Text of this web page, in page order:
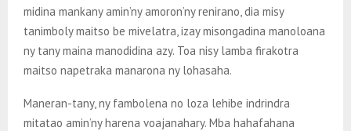
midina mankany amin’ny amoron’ny renirano, dia misy
tanimboly maitso be mivelatra, izay misongadina manoloana
ny tany maina manodidina azy. Toa nisy lamba firakotra
maitso napetraka manarona ny lohasaha.
Maneran-tany, ny fambolena no loza lehibe indrindra
mitatao amin’ny harena voajanahary. Mba hahafahana